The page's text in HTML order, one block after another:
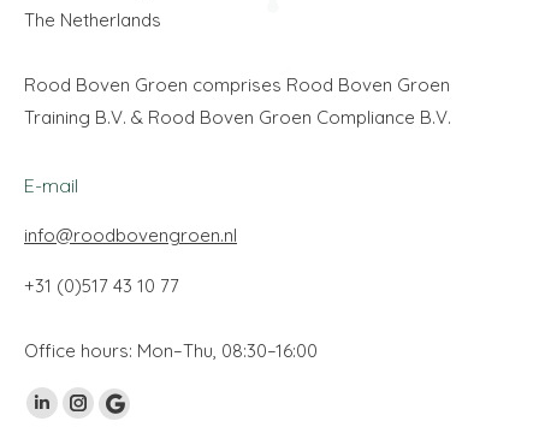
The Netherlands
Rood Boven Groen comprises Rood Boven Groen
Training B.V. & Rood Boven Groen Compliance B.V.
E-mail
info@roodbovengroen.nl
+31 (0)517 43 10 77
Office hours: Mon–Thu, 08:30–16:00
Vind ons op:
LinkedinInstagram
Google